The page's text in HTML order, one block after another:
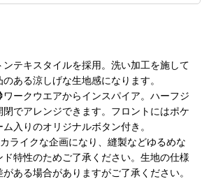
テキスタイルを採用。洗い加工を施して
ある涼しげな生地感になります。
ークウエアからインスパイア。ハーフジ
でアレンジできます。フロントにはポケ
入りのオリジナルボタン付き。
ライクな企画になり、縫製などゆるめな
特性のためご了承ください。生地の仕様
ある場合がありますがご了承ください。